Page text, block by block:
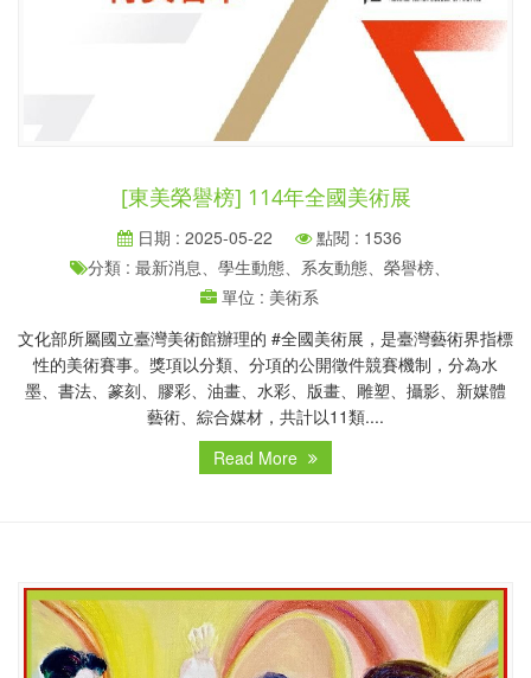
[東美榮譽榜] 114年全國美術展
日期 : 2025-05-22
點閱 : 1536
分類 : 最新消息、學生動態、系友動態、榮譽榜、
單位 : 美術系
文化部所屬國立臺灣美術館辦理的 #全國美術展，是臺灣藝術界指標
性的美術賽事。獎項以分類、分項的公開徵件競賽機制，分為水
墨、書法、篆刻、膠彩、油畫、水彩、版畫、雕塑、攝影、新媒體
藝術、綜合媒材，共計以11類....
Read More